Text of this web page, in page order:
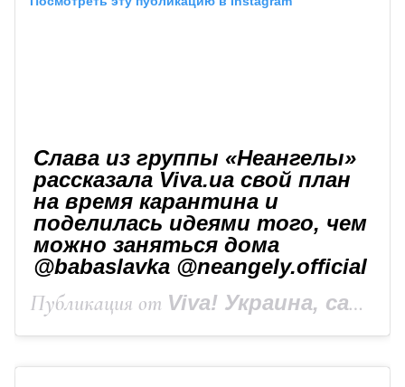
Слава из группы «Неангелы»
рассказала Viva.ua свой план
на время карантина и
поделилась идеями того, чем
можно заняться дома
@babaslavka @neangely.official
Публикация от Viva! Украина, сайт Viva.ua